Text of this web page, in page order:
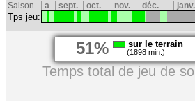
Saison a sept. oct. nov. déc. janv.
Tps jeu:
51% sur le terrain
(1898 min.)
Temps total de jeu de